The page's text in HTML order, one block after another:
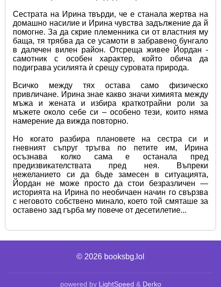
Сестрата на Ирина твърди, че е станала жертва на
домашно насилие и Ирина чувства задължение да й
помогне. За да скрие племенника си от властния му
баща, тя трябва да се усамоти в забравено бунгало
в далечен вилен район. Отсреща живее Йордан -
самотник с особен характер, който обича да
подиграва усилията ѝ срещу суровата природа.
Всичко между тях остава само физическо
привличане. Ирина знае какво значи химията между
мъжа и жената и избира краткотрайни роли за
мъжете около себе си – особено тези, които няма
намерение да вижда повторно.
Но когато разбира плановете на сестра си и
гневният съпруг тръгва по петите им, Ирина
осъзнава колко сама е останала пред
предизвикателствата пред нея. Въпреки
нежеланието си да бъде замесен в ситуацията,
Йордан не може просто да стои безразличен —
историята на Ирина по необичаен начин го свързва
с неговото собствено минало, което той смяташе за
оставено зад гърба му повече от десетилетие...
© 2026 booksbg.lol
powered by LightSpeed & Derko